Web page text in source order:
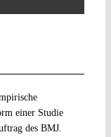
einer Studie
des BMJ.